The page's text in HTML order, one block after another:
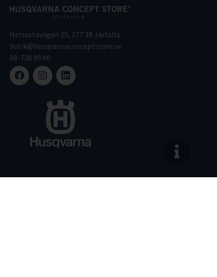
Herrestavägen 15, 177 38 Järfälla
butik@husqvarnaconceptstore.se
08-738 99 00